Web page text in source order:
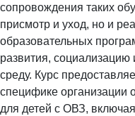
сопровождения таких
присмотр и уход, но и
образовательных
развития,
среду. Курс
специфике организации
для детей с ОВЗ,